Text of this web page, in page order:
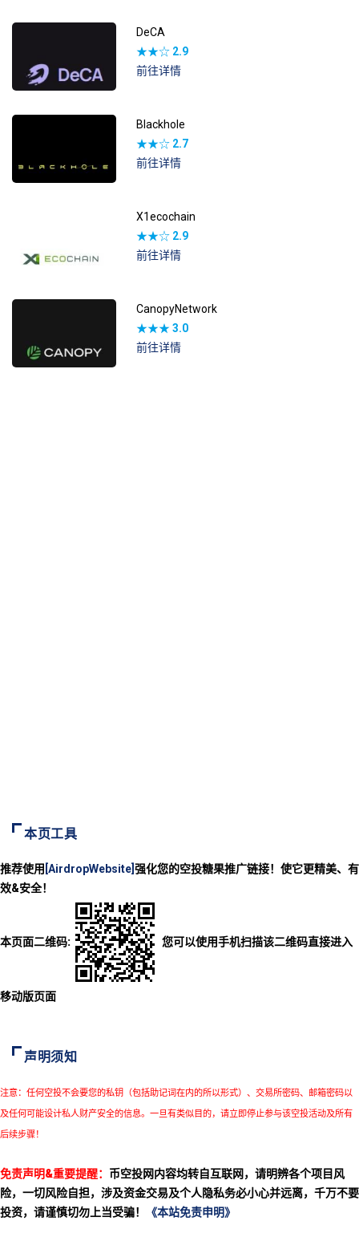
DeCA
★★☆ 2.9
前往详情
Blackhole
★★☆ 2.7
前往详情
X1ecochain
★★☆ 2.9
前往详情
CanopyNetwork
★★★3.0
前往详情
本页工具
推荐使用 [AirdropWebsite] 强化您的空投糖果推广链接！使它更精美、有
效&安全！
本页面二维码: 您可以使用手机扫描该二维码直接进入
移动版页面
声明须知
注意：任何空投不会要您的私钥（包括助记词在内的所以形式）、交易所密码、邮箱密码以
及任何可能设计私人财产安全的信息。一旦有类似目的，请立即停止参与该空投活动及所有
后续步骤！
免责声明&重要提醒： 币空投网内容均转自互联网，请明辨各个项目风
险，一切风险自担，涉及资金交易及个人隐私务必小心并远离，千万不要
投资，请谨慎切勿上当受骗！
《本站免责申明》